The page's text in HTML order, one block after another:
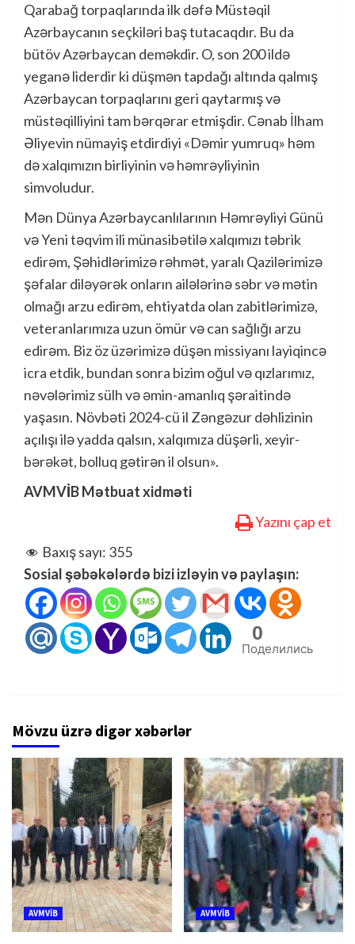
Qarabağ torpaqlarında ilk dəfə Müstəqil
Azərbaycanın seçkiləri baş tutacaqdır. Bu da
bütöv Azərbaycan deməkdir. O, son 200 ildə
yeganə liderdir ki düşmən tapdağı altında qalmış
Azərbaycan torpaqlarını geri qaytarmış və
müstəqilliyini tam bərqərar etmişdir. Cənab İlham
Əliyevin nümayiş etdirdiyi «Dəmir yumruq» həm
də xalqımızın birliyinin və həmrəyliyinin
simvoludur.
Mən Dünya Azərbaycanlılarının Həmrəyliyi Günü
və Yeni təqvim ili münasibətilə xalqımızı təbrik
edirəm, Şəhidlərimizə rəhmət, yaralı Qazilərimizə
şəfalar diləyərək onların ailələrinə səbr və mətin
olmağı arzu edirəm, ehtiyatda olan zabitlərimizə,
veteranlarımıza uzun ömür və can sağlığı arzu
edirəm. Biz öz üzərimizə düşən missiyanı layiqincə
icra etdik, bundan sonra bizim oğul və qızlarımız,
nəvələrimiz sülh və əmin-amanlıq şəraitində
yaşasın. Növbəti 2024-cü il Zəngəzur dəhlizinin
açılışı ilə yadda qalsın, xalqımıza düşərli, xeyir-
bərəkət, bolluq gətirən il olsun».
AVMVİB Mətbuat xidməti
Yazını çap et
Baxış sayı: 355
Sosial şəbəkələrdə bizi izləyin və paylaşın:
0
Поделились
Mövzu üzrə digər xəbərlər
AVMVİB AVMVİB